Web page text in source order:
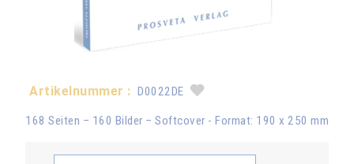
Artikelnummer : D0022DE
168 Seiten – 160 Bilder – Softcover - Format: 190 x 250 mm